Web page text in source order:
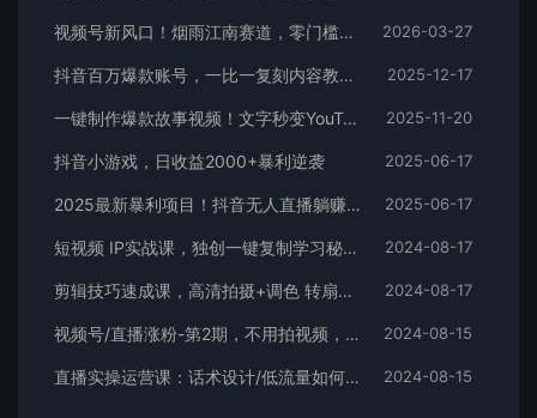
视频号新风口！烟雨江南赛道，零门槛日入 500+ 2026-03-27
抖音百万爆款账号，一比一复刻内容教程，从0-1实操课，小白也能学会，复制爆款，月入10w+ 2025-12-17
一键制作爆款故事视频！文字秒变YouTube自动发布的傻瓜式教程 2025-11-20
抖音小游戏，日收益2000+暴利逆袭 2025-06-17
2025最新暴利项目！抖音无人直播躺赚攻略！抖音无人直播3.0玩法！0门槛… 2025-06-17
短视频 IP实战课，独创一键复制学习秘籍，转战新领域，月赚五万轻松行 2024-08-17
剪辑技巧速成课，高清拍摄+调色 转扇子，建筑-抠图精通，新手秒变剪辑专家 2024-08-17
视频号/直播涨粉-第2期，不用拍视频，不用卖货，在直播间做菜，就可以搞钱 2024-08-15
直播实操运营课：话术设计/低流量如何提升/话术框架/全场燃爆/非常干货 2024-08-15